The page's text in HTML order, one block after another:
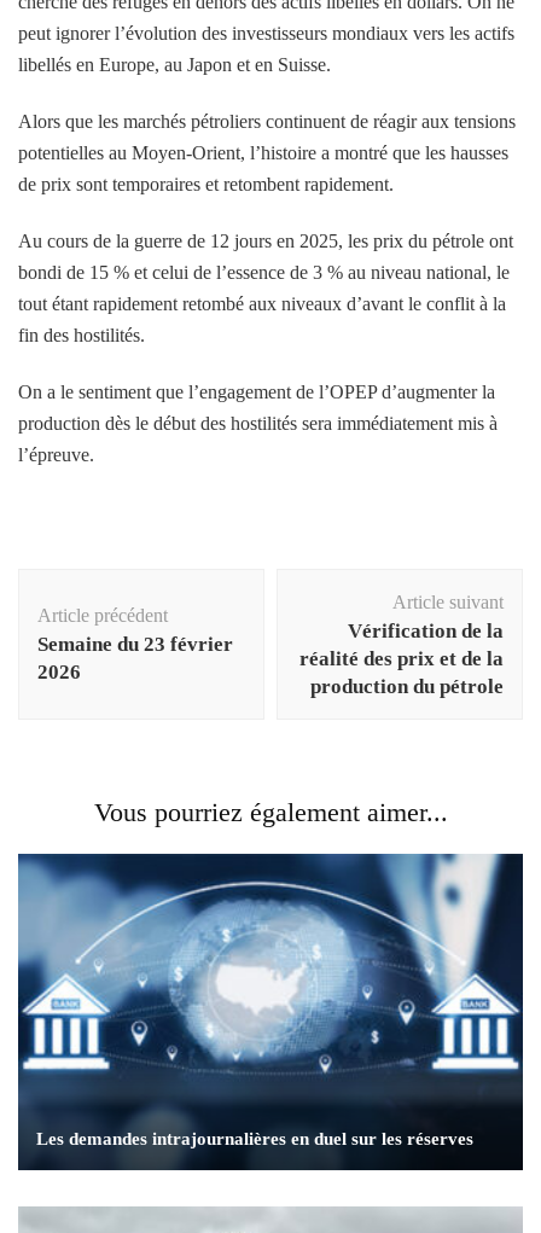
peut ignorer l’évolution des investisseurs mondiaux vers les actifs
libellés en Europe, au Japon et en Suisse.
Alors que les marchés pétroliers continuent de réagir aux tensions
potentielles au Moyen-Orient, l’histoire a montré que les hausses
de prix sont temporaires et retombent rapidement.
Au cours de la guerre de 12 jours en 2025, les prix du pétrole ont
bondi de 15 % et celui de l’essence de 3 % au niveau national, le
tout étant rapidement retombé aux niveaux d’avant le conflit à la
fin des hostilités.
On a le sentiment que l’engagement de l’OPEP d’augmenter la
production dès le début des hostilités sera immédiatement mis à
l’épreuve.
d'article
Article précédent
Semaine du 23 février
2026
Article suivant
Vérification de la
réalité des prix et de la
production du pétrole
Vous pourriez également aimer...
Les demandes intrajournalières en duel sur les réserves